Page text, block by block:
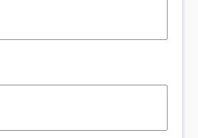
un nouvel onglet